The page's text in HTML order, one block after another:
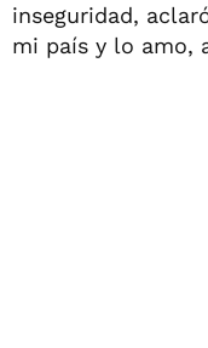
inseguridad,
mi país y lo amo,